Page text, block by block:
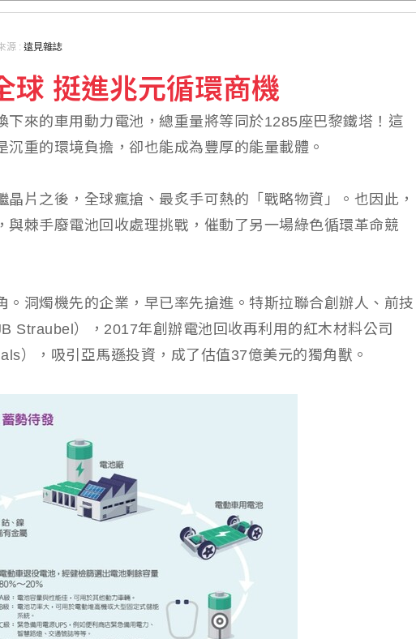
應榴彈掉落：繫固帶快解鎖鬆脫、未裝引信藥包
獨立61週年 萬人齊聚體育場強調國家敘事
源 : 遠見雜誌
球 挺進兆元循環商機
下來的車用動力電池，總重量將等同於1285座巴黎鐵塔！這
沉重的環境負擔，卻也能成為豐厚的能量載體。
晶片之後，全球瘋搶、最炙手可熱的「戰略物資」。也因此，
與棘手廢電池回收處理挑戰，催動了另一場綠色循環革命競
。洞燭機先的企業，早已率先搶進。特斯拉聯合創辦人、前技
Straubel），2017年創辦電池回收再利用的紅木材料公司
），吸引亞馬遜投資，成了估值37億美元的獨角獸。